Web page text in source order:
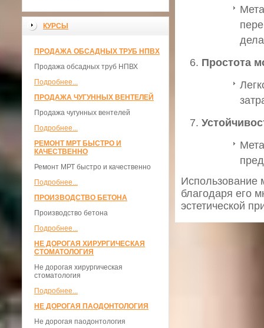
КУРСЫ
ПРОДАЖА ОБСАДНЫХ ТРУБ НПВХ
Продажа обсадных труб НПВХ
Подробнее...
ПРОДАЖА ЧУГУННЫХ ВЕНТЕЛЕЙ
Продажа чугунных вентелей
Подробнее...
РЕМОНТ МРТ БЫСТРО И
КАЧЕСТВЕННО
Ремонт МРТ быстро и качественно
Подробнее...
ПРОИЗВОДСТВО БЕТОНА
Производство бетона
Подробнее...
НЕ ДОРОГАЯ ХИРУРГИЧЕСКАЯ
СТОМАТОЛОГИЯ
Не дорогая хирургическая
стоматология
Подробнее...
НЕ ДОРОГАЯ ПАОДОНТОЛОГИЯ
Не дорогая паодонтология
Простота
Использование
благодаря его
эстетической